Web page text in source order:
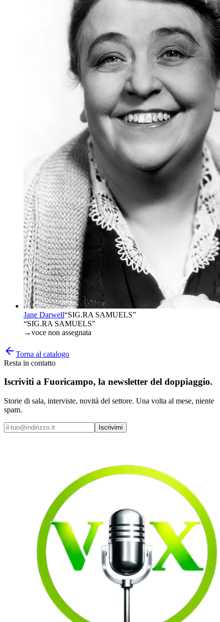
Jane Darwell“SIG.RA SAMUELS”
“SIG.RA SAMUELS”
→voce non assegnata
Torna al catalogo
Resta in contatto
Iscriviti a Fuoricampo, la newsletter del doppiaggio.
Storie di sala, interviste, novità del settore. Una volta al mese, niente
spam.
Iscrivimi